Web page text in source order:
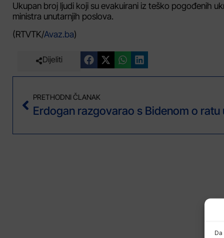
Ukupan broj ljudi koji su evakuirani iz teško pogođenih
ministra unutarnjih poslova.
(RTVTK/Avaz.ba)
Dijeliti
PRETHODNI ČLANAK